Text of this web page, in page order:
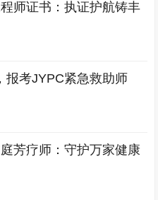
师证书：执证护航铸丰
报考JYPC紧急救助师
芳疗师：守护万家健康